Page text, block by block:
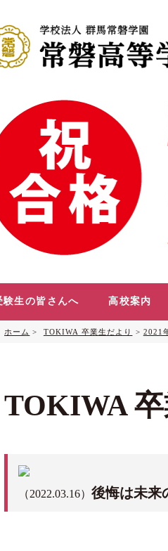
験生の皆さんへ 高校案内
ホーム > TOKIWA 卒業生だより > 2021
TOKIWA
（2022.03.16） 後悔は未来